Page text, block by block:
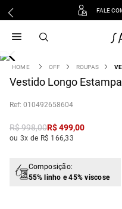
FALE
OFF ROUPAS
Vestido Longo
: 010492658604
R$998,00R$499,00
ou 3x de R$ 166,33
Composição:
55% linho e 45% viscose
vestido
3 º blusa
º tricot
º macacão
jeans
camisa